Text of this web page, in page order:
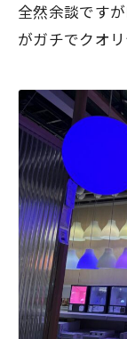
全然余談です
がガチでクオ